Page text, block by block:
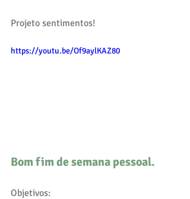
Projeto sentimentos!
https://youtu.be/Of9aylKAZ80
Bom fim de semana pessoal.
Objetivos: